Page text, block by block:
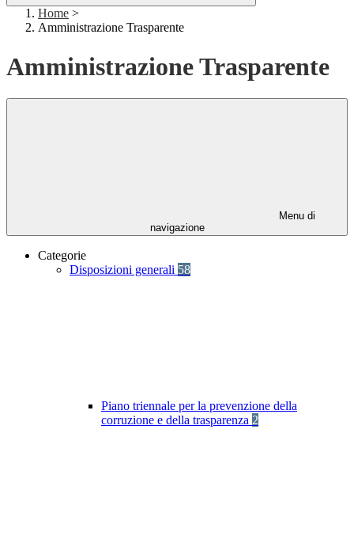
Home >
Amministrazione Trasparente
Amministrazione Trasparente
Menu di
navigazione
Categorie
Disposizioni generali 58
Piano triennale per la prevenzione della
corruzione e della trasparenza 2